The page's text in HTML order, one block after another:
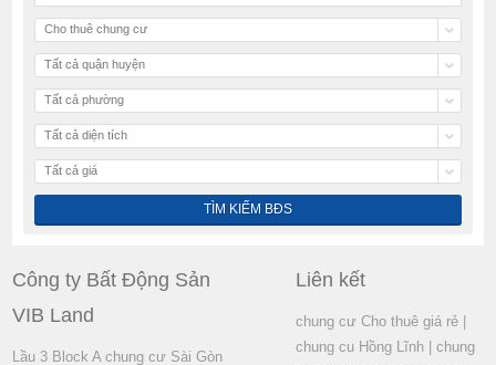
Cho thuê chung cư
Tất cả quận huyện
Tất cả phường
Tất cả diện tích
Tất cả giá
Công ty Bất Động Sản
VIB Land
Lầu 3 Block A chung cư Sài Gòn
Liên kết
chung cư Cho thuê giá rẻ|
chung cu Hồng Lĩnh| chung